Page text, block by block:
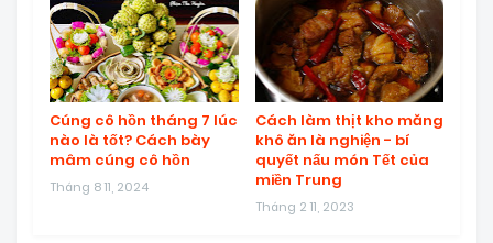
Cúng cô hồn tháng 7 lúc
nào là tốt? Cách bày
mâm cúng cô hồn
Tháng 8 11, 2024
Cách làm thịt kho măng
khô ăn là nghiện - bí
quyết nấu món Tết của
miền Trung
Tháng 2 11, 2023